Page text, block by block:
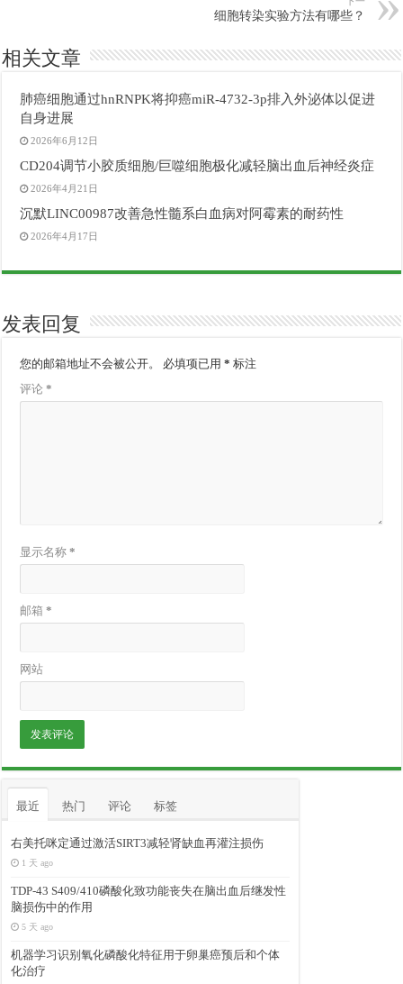
细胞转染实验方法有哪些？
相关文章
肺癌细胞通过hnRNPK将抑癌miR-4732-3p排入外泌体以促进
自身进展
2026年6月12日
CD204调节小胶质细胞/巨噬细胞极化减轻脑出血后神经炎症
2026年4月21日
沉默LINC00987改善急性髓系白血病对阿霉素的耐药性
2026年4月17日
发表回复
您的邮箱地址不会被公开。 必填项已用* 标注
评论*
显示名称*
邮箱*
网站
最近 热门 评论 标签
右美托咪定通过激活SIRT3减轻肾缺血再灌注损伤
1 天 ago
TDP-43 S409/410磷酸化致功能丧失在脑出血后继发性
脑损伤中的作用
5 天 ago
机器学习识别氧化磷酸化特征用于卵巢癌预后和个体
化治疗